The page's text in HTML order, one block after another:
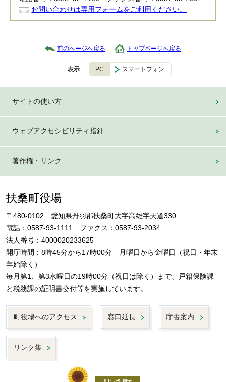
お問い合わせは専用フォームをご利用ください。
前のページへ戻る トップページへ戻る
表示 PC スマートフォン
サイトの使い方
ウェブアクセシビリティ指針
著作権・リンク
扶桑町役場
〒480-0102 愛知県丹羽郡扶桑町大字高雄字天道330
電話：0587-93-1111 ファクス：0587-93-2034
法人番号：4000020233625
開庁時間：8時45分から17時00分 月曜日から金曜日（祝日・年末
年始除く）
毎月第1、第3水曜日の19時00分（祝日は除く）まで、戸籍保険課
と税務課の証明書交付等を実施しています。
町役場へのアクセス 窓口延長 庁舎案内
リンク集